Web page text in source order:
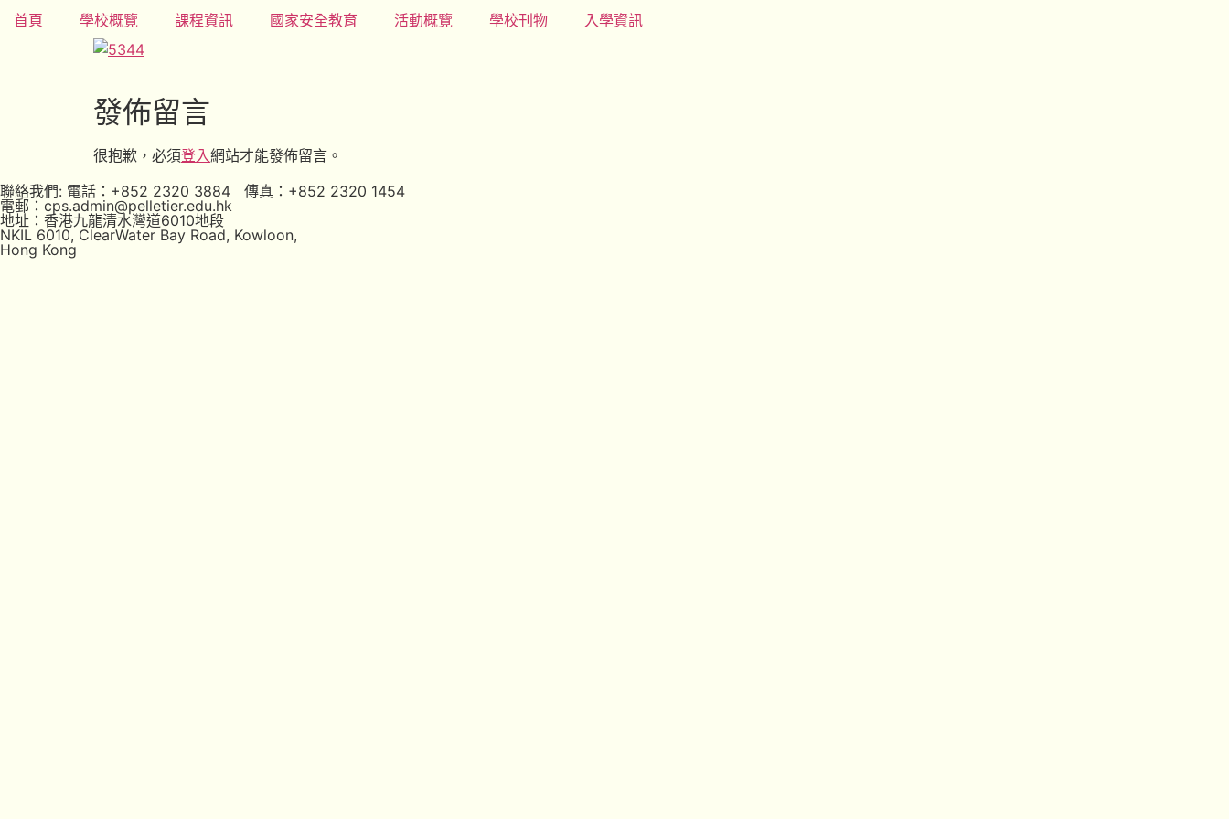
首頁 學校概覽 課程資訊 國家安全教育 活動概覽 學校刊物 入學資訊
發佈留言
很抱歉，必須登入網站才能發佈留言。
聯絡我們: 電話：+852 2320 3884 傳真：+852 2320 1454
電郵：cps.admin@pelletier.edu.hk
地址：香港九龍清水灣道6010地段
NKIL 6010, ClearWater Bay Road, Kowloon,
Hong Kong